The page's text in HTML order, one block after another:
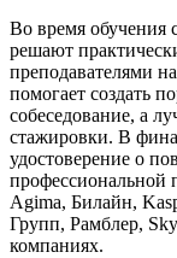
Во время обучения
решают
преподавателями
помогает создать
собеседование, а
стажировки. В
удостоверение о
профессиональной
Agima, Билайн,
Групп, Рамблер,
компаниях.